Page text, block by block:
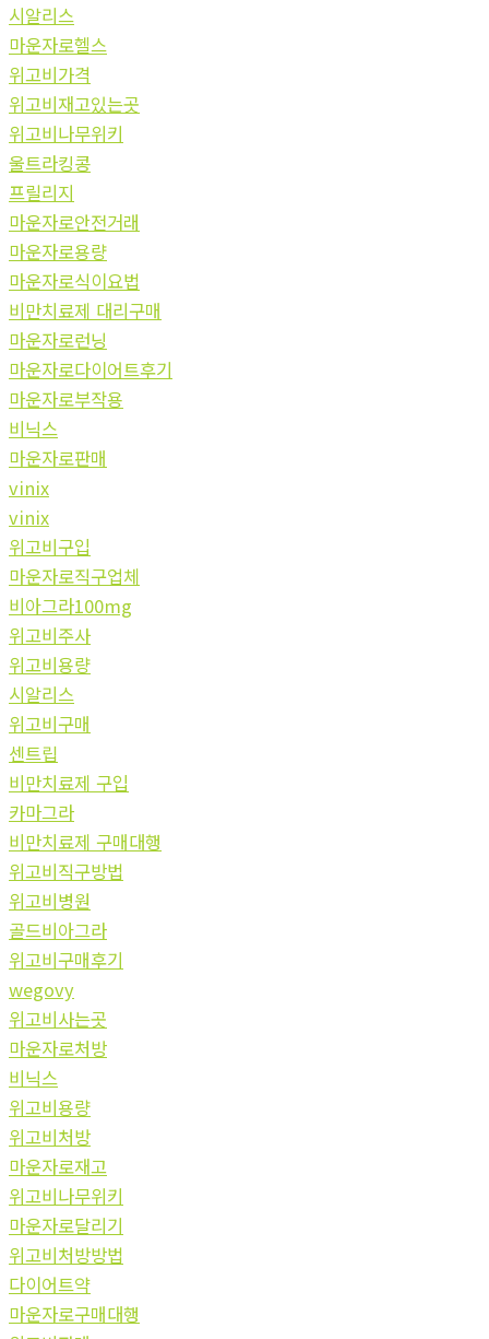
시알리스
마운자로헬스
위고비가격
위고비재고있는곳
위고비나무위키
울트라킹콩
프릴리지
마운자로안전거래
마운자로용량
마운자로식이요법
비만치료제 대리구매
마운자로런닝
마운자로다이어트후기
마운자로부작용
비닉스
마운자로판매
vinix
vinix
위고비구입
마운자로직구업체
비아그라100mg
위고비주사
위고비용량
시알리스
위고비구매
센트립
비만치료제 구입
카마그라
비만치료제 구매대행
위고비직구방법
위고비병원
골드비아그라
위고비구매후기
wegovy
위고비사는곳
마운자로처방
비닉스
위고비용량
위고비처방
마운자로재고
위고비나무위키
마운자로달리기
위고비처방방법
다이어트약
마운자로구매대행